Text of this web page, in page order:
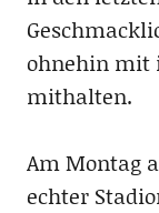
ohnehin mit
mithalten.
Am Montag
echter